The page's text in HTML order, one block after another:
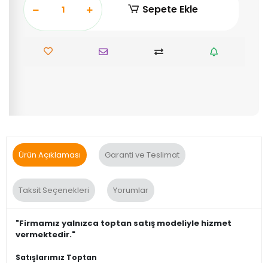
Sepete Ekle
Ürün Açıklaması Garanti ve Teslimat
Taksit Seçenekleri Yorumlar
"Firmamız yalnızca toptan satış modeliyle hizmet
vermektedir."
Satışlarımız Toptan